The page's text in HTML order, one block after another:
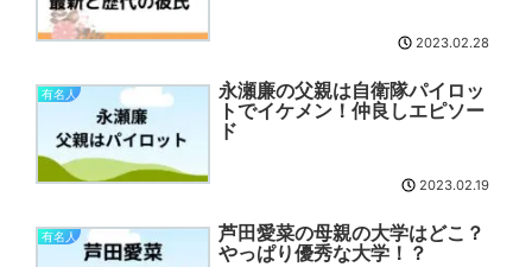
2023.02.28
有名人
永瀬廉の父親は自衛隊パイロッ
トでイケメン！仲良しエピソー
ド
2023.02.19
有名人
芦田愛菜の母親の大学はどこ？
やっぱり優秀な大学！？